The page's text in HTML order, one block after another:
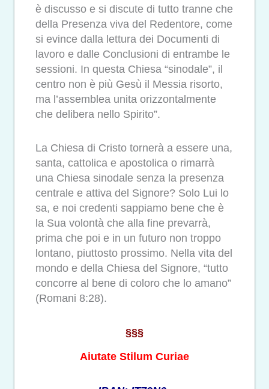
è discusso e si discute di tutto tranne che
della Presenza viva del Redentore, come
si evince dalla lettura dei Documenti di
lavoro e dalle Conclusioni di entrambe le
sessioni. In questa Chiesa “sinodale”, il
centro non è più Gesù il Messia risorto,
ma l’assemblea unita orizzontalmente
che delibera nello Spirito”.
La Chiesa di Cristo tornerà a essere una,
santa, cattolica e apostolica o rimarrà
una Chiesa sinodale senza la presenza
centrale e attiva del Signore? Solo Lui lo
sa, e noi credenti sappiamo bene che è
la Sua volontà che alla fine prevarrà,
prima che poi e in un futuro non troppo
lontano, piuttosto prossimo. Nella vita del
mondo e della Chiesa del Signore, “tutto
concorre al bene di coloro che lo amano”
(Romani 8:28).
§§§
Aiutate Stilum Curiae